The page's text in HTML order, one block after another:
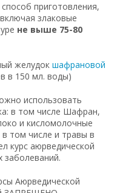
приготовления,
злаковые
не выше 75-80
желудок шафрановой
в 150 мл. воды)
использовать
в том числе Шафран,
и кисломолочные
том числе и травы в
курс аюрведической
заболеваний.
Аюрведической